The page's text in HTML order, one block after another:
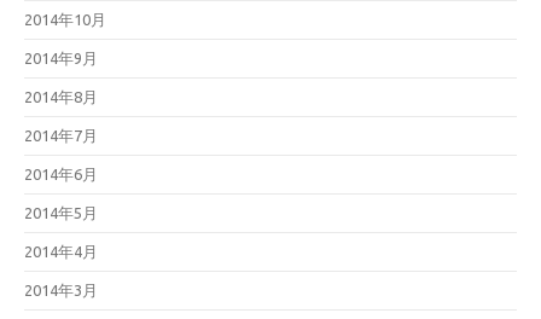
2014年10月
2014年9月
2014年8月
2014年7月
2014年6月
2014年5月
2014年4月
2014年3月